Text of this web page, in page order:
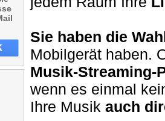
Sie haben die
Mobilgerät haben.
Musik-Streaming-
wenn es einmal
Ihre Musik auch